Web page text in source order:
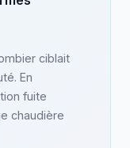
ciblait
En
fuite
chaudière